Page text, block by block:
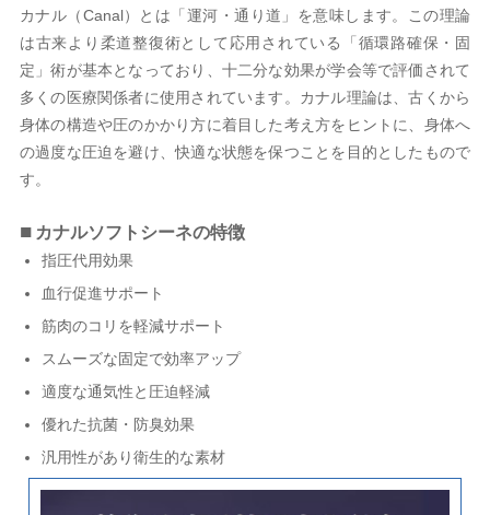
カナル（Canal）とは「運河・通り道」を意味します。この理論
は古来より柔道整復術として応用されている「循環路確保・固
定」術が基本となっており、十二分な効果が学会等で評価されて
多くの医療関係者に使用されています。カナル理論は、古くから
身体の構造や圧のかかり方に着目した考え方をヒントに、身体へ
の過度な圧迫を避け、快適な状態を保つことを目的としたもので
す。
カナルソフトシーネの特徴
指圧代用効果
血行促進サポート
筋肉のコリを軽減サポート
スムーズな固定で効率アップ
適度な通気性と圧迫軽減
優れた抗菌・防臭効果
汎用性があり衛生的な素材